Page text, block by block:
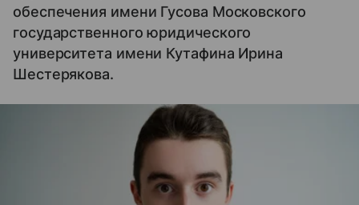
обеспечения имени Гусова Московского
государственного юридического
университета имени Кутафина Ирина
Шестерякова.